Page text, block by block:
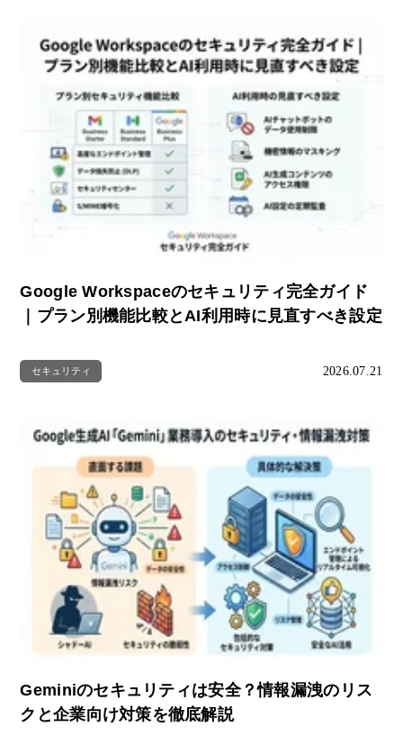
Google Workspaceのセキュリティ完全ガイド
｜プラン別機能比較とAI利用時に見直すべき設定
セキュリティ 2026.07.21
Geminiのセキュリティは安全？情報漏洩のリス
クと企業向け対策を徹底解説